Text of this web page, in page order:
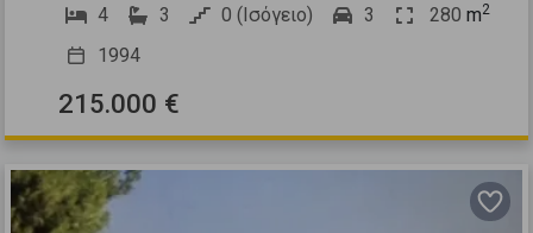
4
3 0 (Ισόγειο) 3 280 m2
1994
215.000 €